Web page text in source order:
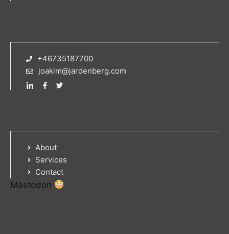
+46735187700
joakim@jardenberg.com
About
Services
Contact
Mastodon